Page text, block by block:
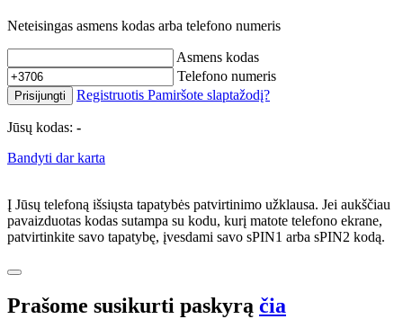
Neteisingas asmens kodas arba telefono numeris
Asmens kodas
Telefono numeris
Prisijungti Registruotis Pamiršote slaptažodį?
Jūsų kodas: -
Bandyti dar karta
Į Jūsų telefoną išsiųsta tapatybės patvirtinimo užklausa. Jei aukščiau
pavaizduotas kodas sutampa su kodu, kurį matote telefono ekrane,
patvirtinkite savo tapatybę, įvesdami savo sPIN1 arba sPIN2 kodą.
Prašome susikurti paskyrą čia